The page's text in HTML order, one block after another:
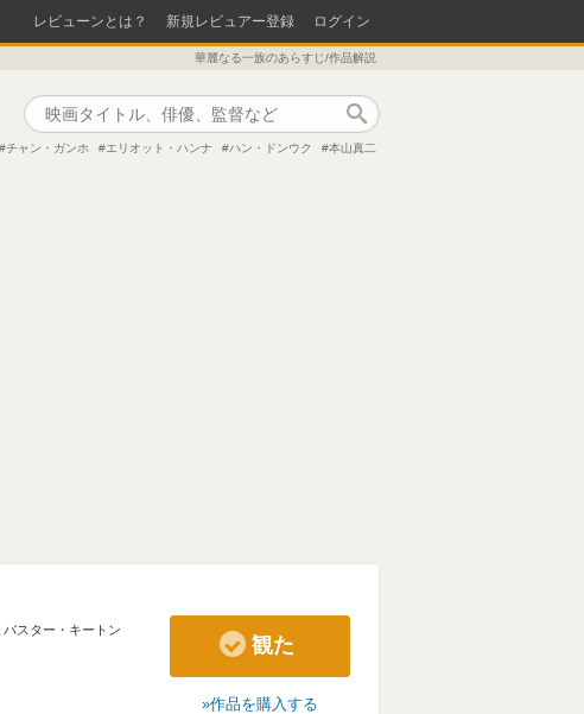
レビューンとは？ 新規レビュアー登録 ログイン
華麗なる一族のあらすじ/作品解説
チャン・ガンホ エリオット・ハンナ ハン・ドンウク 本山真二
バスター・キートン
観た
作品を購入する